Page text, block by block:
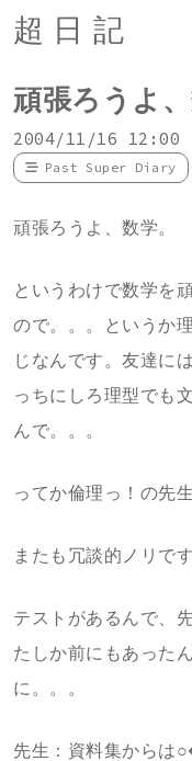
超日記
頑張ろうよ、
2004/11/16 12:00
Past Super Diary
頑張ろうよ、数学。
というわけで数学を
ので。。。というか
じなんです。友達に
っちにしろ理型でも
んで。。。
ってか倫理っ！の先生
またも冗談的ノリで
テストがあるんで、
たしか前にもあった
に。。。
先生：資料集から